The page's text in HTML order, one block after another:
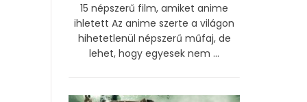
15 népszerű film, amiket anime
ihletett Az anime szerte a világon
hihetetlenül népszerű műfaj, de
lehet, hogy egyesek nem ...